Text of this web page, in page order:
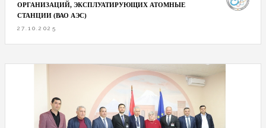
ОРГАНИЗАЦИЙ, ЭКСПЛУАТИРУЮЩИХ АТОМНЫЕ
СТАНЦИИ (ВАО АЭС)
27.10.2025